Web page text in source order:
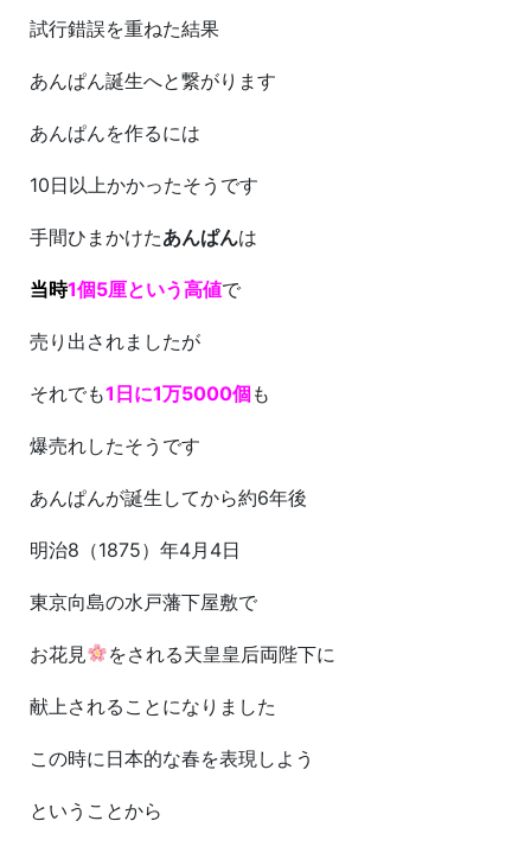
試行錯誤を重ねた結果
あんぱん誕生へと繋がります
あんぱんを作るには
10日以上かかったそうです
手間ひまかけたあんぱんは
当時1個5厘という高値で
売り出されましたが
それでも1日に1万5000個も
爆売れしたそうです
あんぱんが誕生してから約6年後
明治8（1875）年4月4日
東京向島の水戸藩下屋敷で
お花見 をされる天皇皇后両陛下に
献上されることになりました
この時に日本的な春を表現しよう
ということから